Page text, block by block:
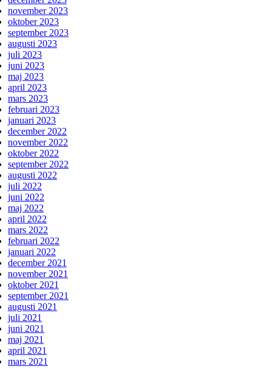
november 2023
oktober 2023
september 2023
augusti 2023
juli 2023
juni 2023
maj 2023
april 2023
mars 2023
februari 2023
januari 2023
december 2022
november 2022
oktober 2022
september 2022
augusti 2022
juli 2022
juni 2022
maj 2022
april 2022
mars 2022
februari 2022
januari 2022
december 2021
november 2021
oktober 2021
september 2021
augusti 2021
juli 2021
juni 2021
maj 2021
april 2021
mars 2021